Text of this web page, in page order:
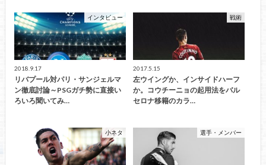
インタビュー
2018.9.17
リバプール対パリ・サンジェルマ
ン徹底討論～PSGガチ勢に直接い
ろいろ聞いてみ…
戦術
2017.5.15
左ウイングか、インサイドハーフ
か。コウチーニョの起用法をバル
セロナ移籍のカラ…
小ネタ 選手・メンバー